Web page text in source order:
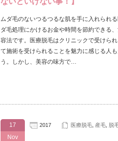
ムダ毛のないつるつるな肌を手に入れられ
ダ毛処理にかけるお金や時間を節約できる
容法です。医療脱毛はクリニックで受けら
て施術を受けられることを魅力に感じる人
う。しかし、美容の味方で…
17
Nov
2017 医療脱毛 産毛 脱